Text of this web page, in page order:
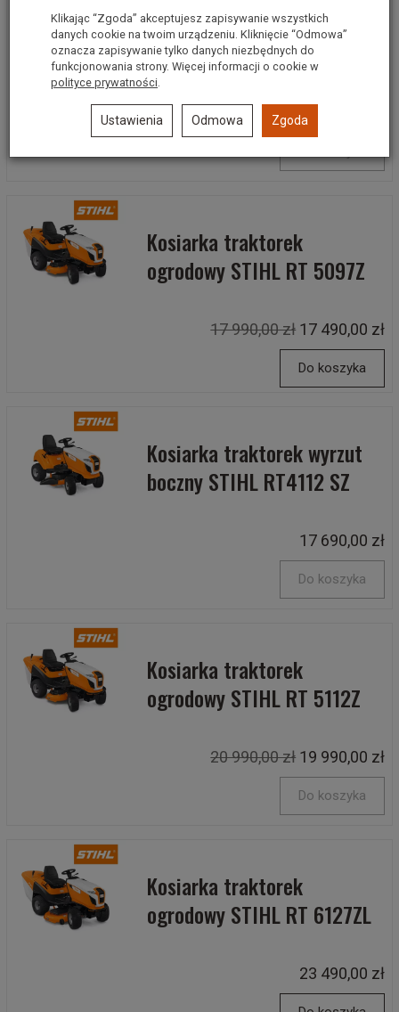
Kosiarka traktorek
ogrodowy STIHL RT 5097
15 990,00 zł 15 490,00 zł
Kosiarka traktorek
ogrodowy STIHL RT 5097Z
17 990,00 zł 17 490,00 zł
Do koszyka
Kosiarka traktorek wyrzut
boczny STIHL RT4112 SZ
17 690,00 zł
Do koszyka
Kosiarka traktorek
ogrodowy STIHL RT 5112Z
20 990,00 zł 19 990,00 zł
Do koszyka
Kosiarka traktorek
ogrodowy STIHL RT 6127ZL
23 490,00 zł
Klikając “Zgoda” akceptujesz zapisywanie wszystkich
danych cookie na twoim urządzeniu. Kliknięcie “Odmowa”
oznacza zapisywanie tylko danych niezbędnych do
funkcjonowania strony. Więcej informacji o cookie w
polityce prywatności
Ustawienia Odmowa Zgoda